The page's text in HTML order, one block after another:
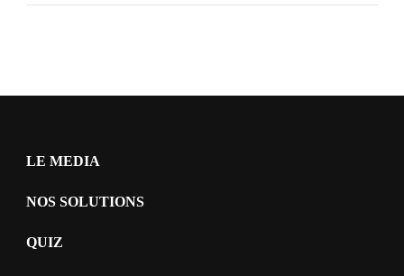
LE MEDIA
NOS SOLUTIONS
QUIZ